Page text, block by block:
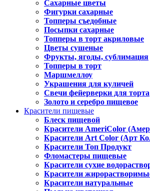
Сахарные цветы
Фигурки сахарные
Топперы съедобные
Посыпки сахарные
Топперы в торт акриловые
Цветы сушеные
Фрукты, ягоды, сублимация
Топперы в торт
Маршмеллоу
Украшения для куличей
Свечи фейерверки для торта
Золото и серебро пищевое
Красители пищевые
Блеск пищевой
Красители AmeriColor
Красители Art Color (Арт
Красители Топ Продукт
Фломастеры пищевые
Красители сухие
Красители
Красители натуральные